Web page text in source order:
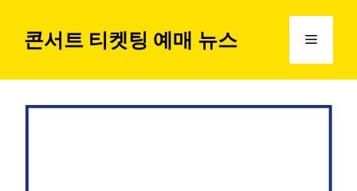
콘서트 티켓팅 예매 뉴스 메